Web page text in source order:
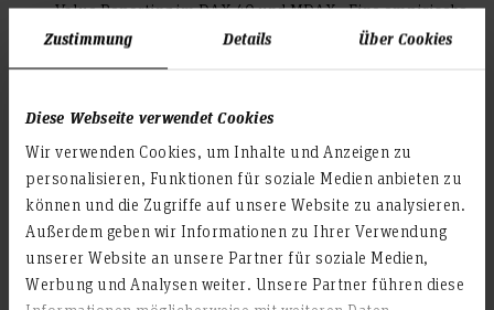
Zustimmung Details Über Cookies
Diese Webseite verwendet Cookies
Wir verwenden Cookies, um Inhalte und Anzeigen zu
personalisieren, Funktionen für soziale Medien anbieten zu
können und die Zugriffe auf unsere Website zu analysieren.
Außerdem geben wir Informationen zu Ihrer Verwendung
unserer Website an unsere Partner für soziale Medien,
Werbung und Analysen weiter. Unsere Partner führen diese
Value Reporting im DAX 40 und MDAX - Eine empirische
Analyse vor dem Hintergrund der gestiegenen
Bedeutung des Sustainability Reportings
(Forschungsprojekt 2025)
Veröffentlichungen